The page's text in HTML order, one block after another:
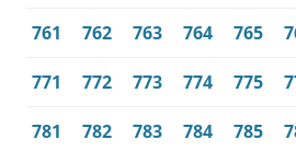
761 762 763 764 765
771 772 773 774 775
781 782 783 784 785